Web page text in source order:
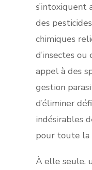
s’intoxiquent
des
chimiques
d’insectes ou
appel à des
gestion
d’éliminer
indésirables
pour toute la
À elle seule,